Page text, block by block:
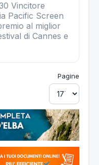
Vincitore
Pacific Screen
al miglior
di Cannes e
Pagine